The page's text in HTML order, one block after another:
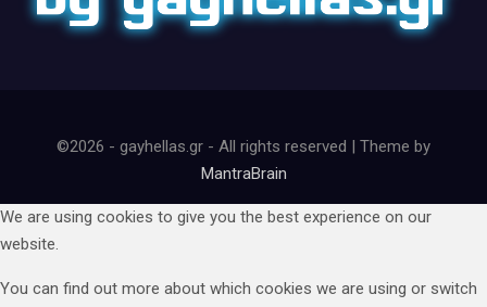
©2026 - gayhellas.gr - All rights reserved | Theme by
MantraBrain
We are using cookies to give you the best experience on our
website.
You can find out more about which cookies we are using or switch